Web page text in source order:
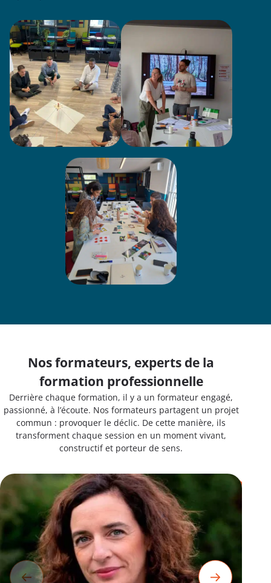
Nos formateurs, experts de la
formation professionnelle
Derrière chaque formation, il y a un formateur engagé,
passionné, à l’écoute. Nos formateurs partagent un projet
commun : provoquer le déclic. De cette manière, ils
transforment chaque session en un moment vivant,
constructif et porteur de sens.